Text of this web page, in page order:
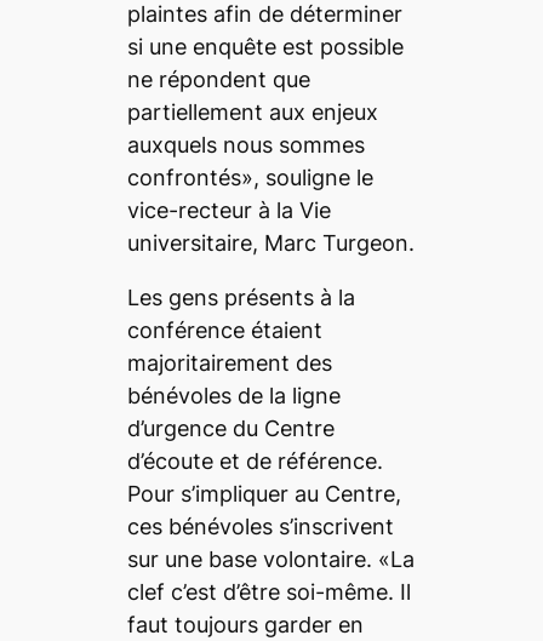
plaintes afin de déterminer
si une enquête est possible
ne répondent que
partiellement aux enjeux
auxquels nous sommes
confrontés», souligne le
vice-recteur à la Vie
universitaire, Marc Turgeon.
Les gens présents à la
conférence étaient
majoritairement des
bénévoles de la ligne
d’urgence du Centre
d’écoute et de référence.
Pour s’impliquer au Centre,
ces bénévoles s’inscrivent
sur une base volontaire. «La
clef c’est d’être soi-même. Il
faut toujours garder en